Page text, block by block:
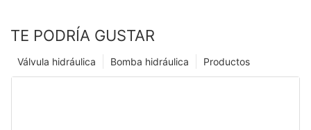
TE PODRÍA GUSTAR
Productos
Bomba hidráulica
Válvula hidráulica